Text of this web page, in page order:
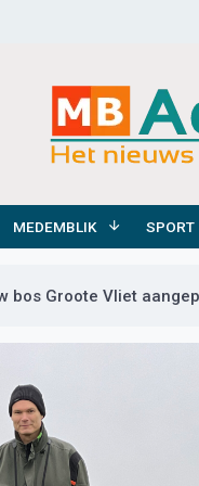
MEDEMBLIK SPORT
bos Groote Vliet